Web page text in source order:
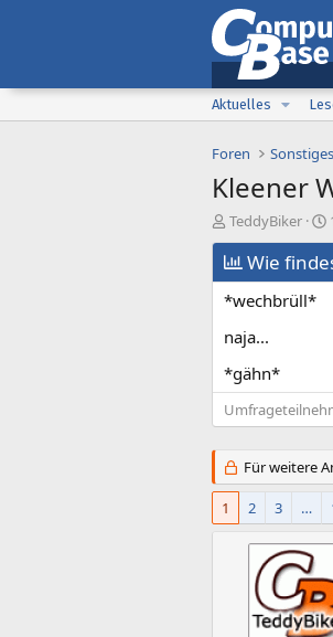
Aktuelles
Foren Sonstiges
Kleener
E
r
s
t
e
l
r
TeddyBiker
r
t
Wie
*wechbrüll*
naja...
*gähn*
Für weitere
1 2 3 …